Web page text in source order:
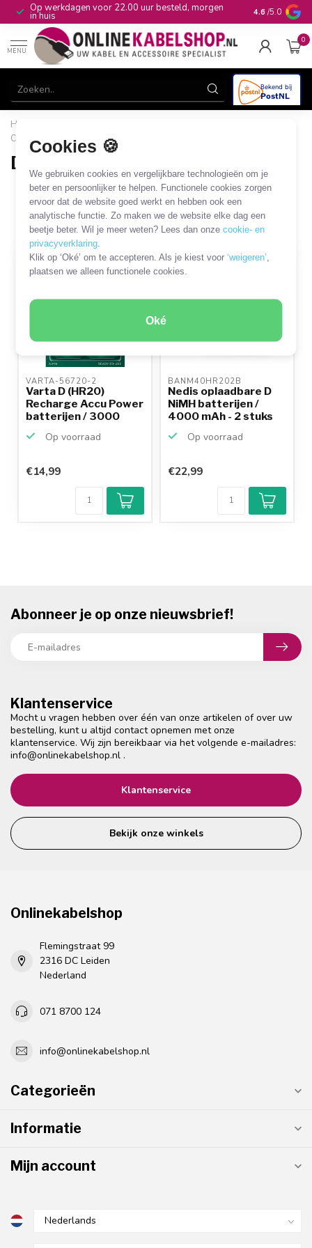
Cookies 🍪
We gebruiken cookies en vergelijkbare technologieën om je
beter en persoonlijker te helpen. Functionele cookies zorgen
ervoor dat de website goed werkt en hebben ook een
analytische functie. Zo maken we de website elke dag een
beetje beter. Wil je meer weten? Lees dan onzecookie- en
privacyverklaring
Klik op ‘Oké’ om te accepteren. Als je kiest voor‘weigeren’
plaatsen we alleen functionele cookies.
Oké
Op werkdagen voor 22.00 uur besteld, morgen
in huis 10+jaar
4.6 /5.0
MENU
0
Home
Oplaadbare batterijen
/
D HR20 NiMH batterijen
2 PRODUCTEN
Filters SORTEER OP
VARTA-56720-2
Varta D (HR20)
Recharge Accu Power
batterijen / 3000
Op voorraad
€14,99
BANM40HR202B
Nedis oplaadbare D
NiMH batterijen /
4000 mAh - 2 stuks
Op voorraad
€22,99
Klantenservice
Mocht u vragen hebben over één van onze artikelen of over uw
bestelling, kunt u altijd contact opnemen met onze
klantenservice. Wij zijn bereikbaar via het volgende e-mailadres:
info@onlinekabelshop.nl .
Klantenservice
Bekijk onze winkels
Abonneer je op onze nieuwsbrief!
Onlinekabelshop
Flemingstraat 99
2316 DC Leiden
Nederland
071 8700 124
info@onlinekabelshop.nl
Categorieën
Informatie
Mijn account